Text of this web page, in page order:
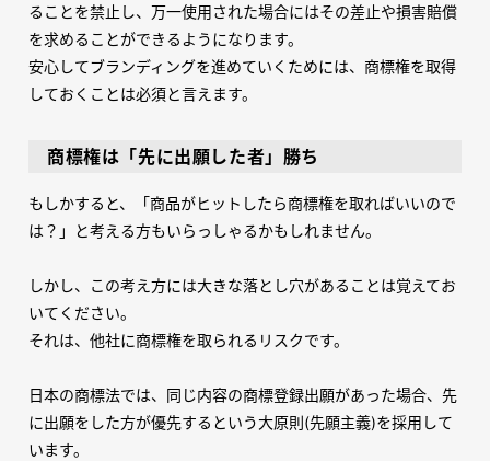
ることを禁止し、万一使用された場合にはその差止や損害賠償
を求めることができるようになります。
安心してブランディングを進めていくためには、商標権を取得
しておくことは必須と言えます。
商標権は「先に出願した者」勝ち
もしかすると、「商品がヒットしたら商標権を取ればいいので
は？」と考える方もいらっしゃるかもしれません。
しかし、この考え方には大きな落とし穴があることは覚えてお
いてください。
それは、他社に商標権を取られるリスクです。
日本の商標法では、同じ内容の商標登録出願があった場合、先
に出願をした方が優先するという大原則(先願主義)を採用して
います。